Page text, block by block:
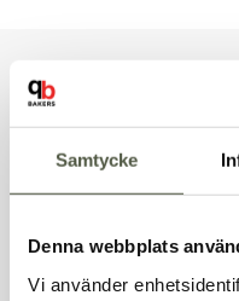
Samtycke
Denna webbplats
Vi använder
Kontakt
Liknande produkter
Andra kunder